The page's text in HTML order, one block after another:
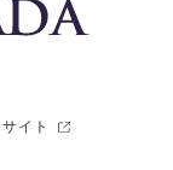
ス
ツ
イト